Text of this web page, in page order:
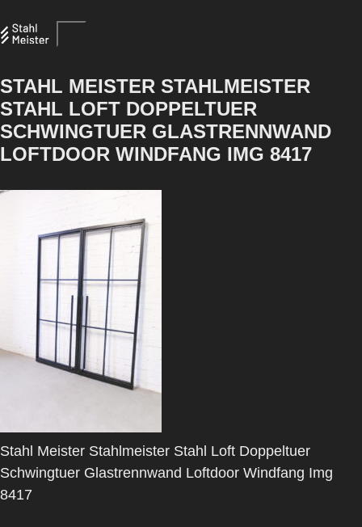
STAHL MEISTER STAHLMEISTER
STAHL LOFT DOPPELTUER
SCHWINGTUER GLASTRENNWAND
LOFTDOOR WINDFANG IMG 8417
Stahl Meister Stahlmeister Stahl Loft Doppeltuer
Schwingtuer Glastrennwand Loftdoor Windfang Img
8417